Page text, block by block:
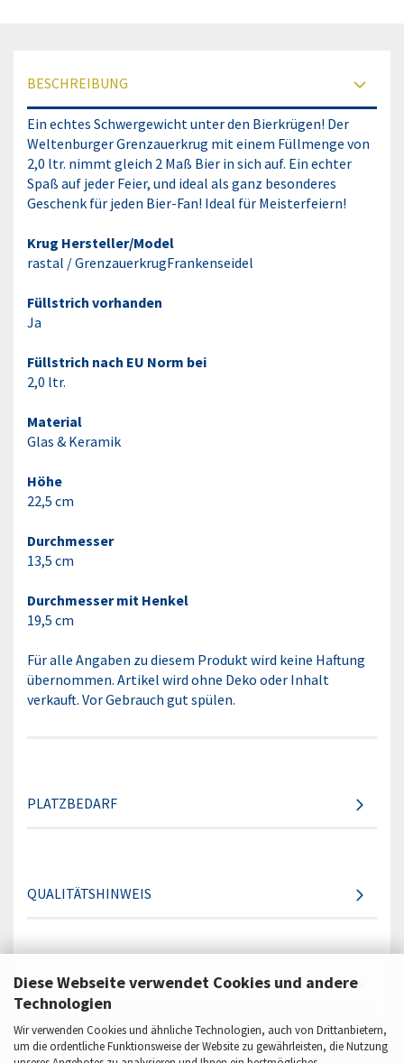
Diese Webseite verwendet Cookies und andere
Technologien
Wir verwenden Cookies und ähnliche Technologien, auch von Drittanbietern,
um die ordentliche Funktionsweise der Website zu gewährleisten, die Nutzung
BESCHREIBUNG
Ein echtes Schwergewicht unter den Bierkrügen! Der
Weltenburger Grenzauerkrug mit einem Füllmenge von
2,0 ltr. nimmt gleich 2 Maß Bier in sich auf. Ein echter
Spaß auf jeder Feier, und ideal als ganz besonderes
Geschenk für jeden Bier-Fan! Ideal für Meisterfeiern!
Krug Hersteller/Model
rastal / GrenzauerkrugFrankenseidel
Füllstrich vorhanden
Ja
Füllstrich nach EU Norm bei
2,0 ltr.
Material
Glas & Keramik
Höhe
22,5 cm
Durchmesser
13,5 cm
Durchmesser mit Henkel
19,5 cm
Für alle Angaben zu diesem Produkt wird keine Haftung
übernommen. Artikel wird ohne Deko oder Inhalt
verkauft. Vor Gebrauch gut spülen.
PLATZBEDARF
QUALITÄTSHINWEIS
ANGABEN ZUR PRODUKTSICHERHEIT